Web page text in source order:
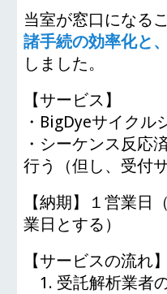
当室が窓口になる
諸手続の効率化と
しました。
【サービス】
・ BigDyeサイクル
・ シーケンス反応
行う（但し、受付
【納期】 １営業日
業日とする）
【サービスの流れ】
1. 受託解析業者